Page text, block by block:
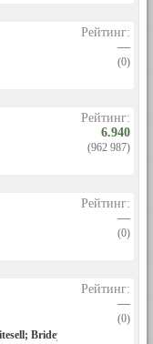
Рейтинг:
—
(0)
Рейтинг:
6.940
(962 987)
Рейтинг:
—
(0)
Bridey
Рейтинг:
—
(0)